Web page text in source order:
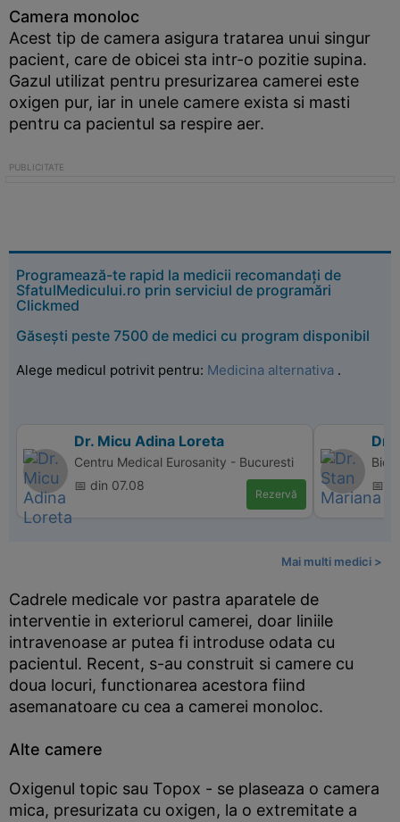
Camera monoloc
Acest tip de camera asigura tratarea unui singur
pacient, care de obicei sta intr-o pozitie supina.
Gazul utilizat pentru presurizarea camerei este
oxigen pur, iar in unele camere exista si masti
pentru ca pacientul sa respire aer.
Programează-te rapid la medicii recomandați de
SfatulMedicului.ro prin serviciul de programări
Clickmed
Găsești peste 7500 de medici cu program disponibil
Alege medicul potrivit pentru: Medicina alternativa .
Dr. Micu Adina Loreta
Centru Medical Eurosanity - Bucuresti
📅 din 07.08
Rezervă
Dr.
Bio
📅
Mai multi medici >
Cadrele medicale vor pastra aparatele de
interventie in exteriorul camerei, doar liniile
intravenoase ar putea fi introduse odata cu
pacientul. Recent, s-au construit si camere cu
doua locuri, functionarea acestora fiind
asemanatoare cu cea a camerei monoloc.
Alte camere
Oxigenul topic sau Topox - se plaseaza o camera
mica, presurizata cu oxigen, la o extremitate a